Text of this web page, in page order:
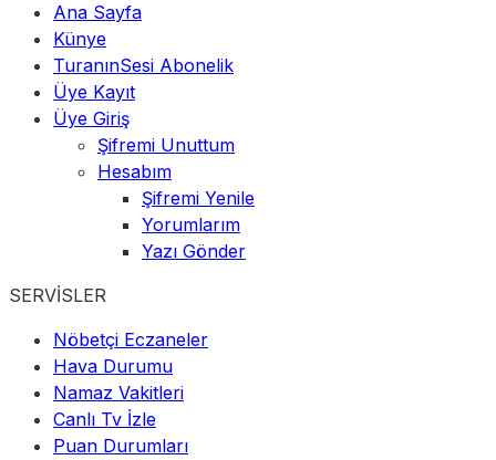
Ana Sayfa
Künye
TuranınSesi Abonelik
Üye Kayıt
Üye Giriş
Şifremi Unuttum
Hesabım
Şifremi Yenile
Yorumlarım
Yazı Gönder
SERVİSLER
Nöbetçi Eczaneler
Hava Durumu
Namaz Vakitleri
Canlı Tv İzle
Puan Durumları